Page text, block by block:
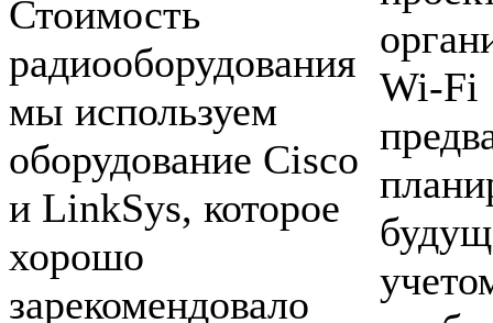
Стоимость
радиооборудования
мы используем
оборудование Cisco
и LinkSys, которое
хорошо
зарекомендовало
Wi-Fi